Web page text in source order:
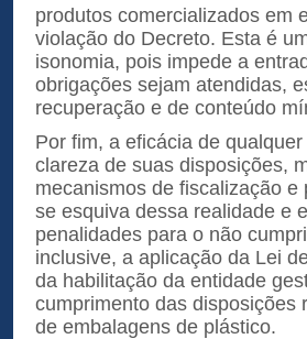
produtos comercializados em
violação do Decreto. Esta é
isonomia, pois impede a
obrigações sejam atendidas,
recuperação e de conteúdo
Por fim, a eficácia de
clareza de suas disposições,
mecanismos de fiscalização
se esquiva dessa realidade e
penalidades para o não
inclusive, a aplicação da Lei
da habilitação da entidade
cumprimento das disposições
de embalagens de plástico.